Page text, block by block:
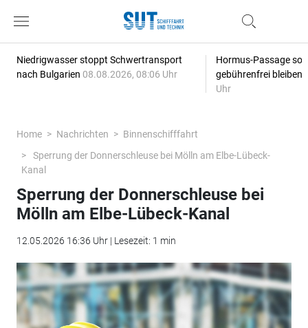
Niedrigwasser stoppt Schwertransport
nach Bulgarien 08.08.2026, 08:06 Uhr
Hormus-Passage
gebührenfrei bleiben
Uhr
Home Nachrichten
Binnenschifffahrt
Sperrung der Donnerschleuse bei Mölln am Elbe-Lübeck-
Kanal
Sperrung der Donnerschleuse bei
Mölln am Elbe-Lübeck-Kanal
12.05.2026 16:36 Uhr | Lesezeit: 1 min